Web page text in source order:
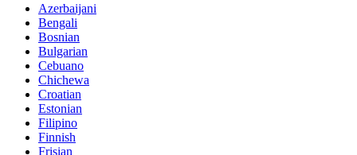
Azerbaijani
Bengali
Bosnian
Bulgarian
Cebuano
Chichewa
Croatian
Estonian
Filipino
Finnish
Frisian